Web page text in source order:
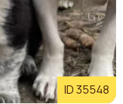
ID 35548